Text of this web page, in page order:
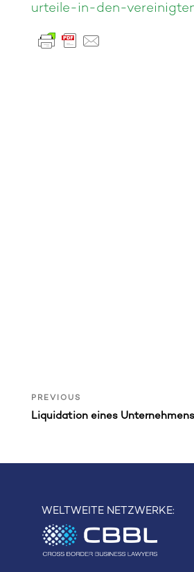
urteile-in-den-
Post
navigation
Previous
Post
PREVIOUS
Liquidation eines
WELTWEITE NETZWERKE: